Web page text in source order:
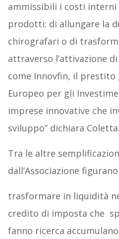
ammissibili i costi interni
prodotti; di allungare la
chirografari o di
attraverso l’attivazione
come Innovfin, il
Europeo per gli
imprese innovative che
sviluppo” dichiara Coletta.
Tra le altre
dall’Associazione
trasformare in liquidità
credito di imposta che
fanno ricerca